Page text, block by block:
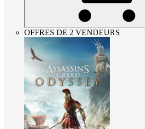
OFFRES DE 2 VENDEURS